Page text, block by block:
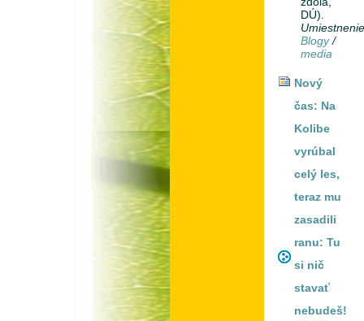
DÚ).
Blogy /
media
Nový
čas: Na
Kolibe
vyrúbal
celý les,
teraz mu
zasadili
ranu: Tu
si nič
stavať
nebudeš!